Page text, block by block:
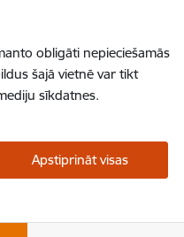
obligāti nepieciešamās
šajā vietnē var tikt
sīkdatnes.
Apstiprināt visas